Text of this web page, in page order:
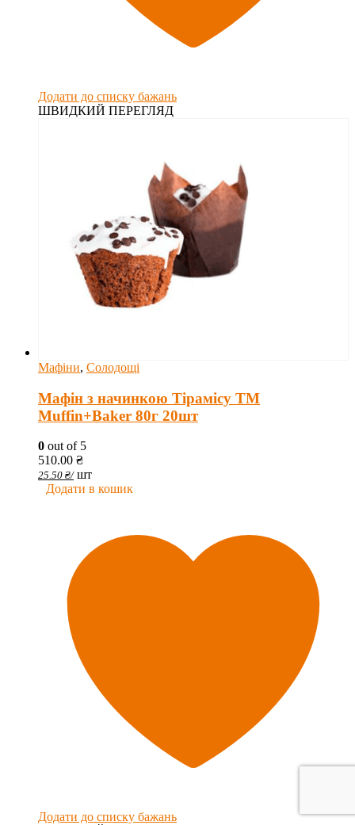
Додати до списку бажань
ШВИДКИЙ ПЕРЕГЛЯД
Мафіни, Солодощі
Мафін з начинкою Тірамісу ТМ
Muffin+Baker 80г 20шт
0 out of 5
510.00 ₴
25.50 ₴/ шт
Додати в кошик
Додати до списку бажань